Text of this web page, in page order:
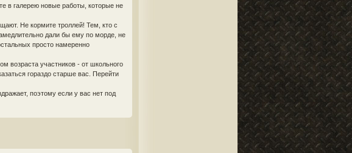
в галерею новые работы, которые не
Не кормите троллей! Тем, кто с
дали бы ему по морде, не
просто намеренно
возраста участников - от школьного
гораздо старше вас. Перейти
поэтому если у вас нет под